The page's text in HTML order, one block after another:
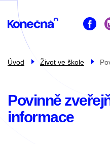
Přejít
hlavnímu
obsahu
Život ve škole
Pro žáky
Školní jídelna
Kontakty
Úvod Život ve škole
Povinně
informace